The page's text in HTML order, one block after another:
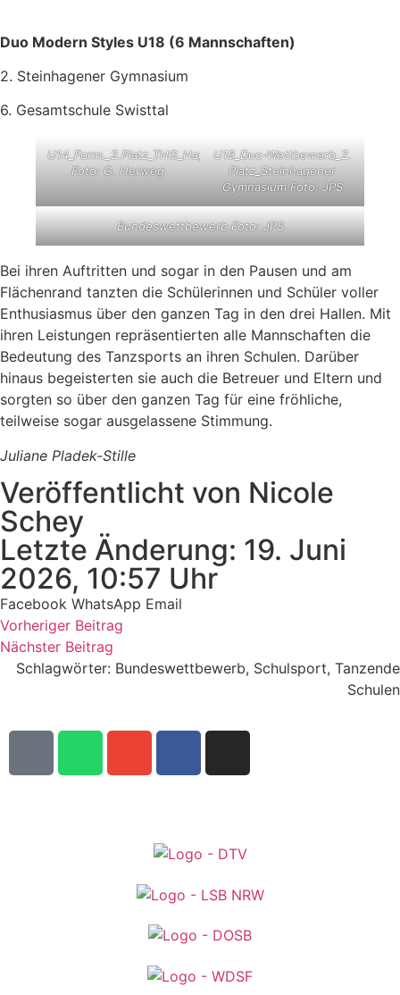
Duo Modern Styles U18 (6 Mannschaften)
2. Steinhagener Gymnasium
6. Gesamtschule Swisttal
U14_Form._2.Platz_THG_Hagen
Foto: G. Herweg
U18_Duo-Wettbewerb_2.
Platz_Steinhagener
Gymnasium Foto: JPS
Bundeswettbewerb Foto: JPS
Bei ihren Auftritten und sogar in den Pausen und am
Flächenrand tanzten die Schülerinnen und Schüler voller
Enthusiasmus über den ganzen Tag in den drei Hallen. Mit
ihren Leistungen repräsentierten alle Mannschaften die
Bedeutung des Tanzsports an ihren Schulen. Darüber
hinaus begeisterten sie auch die Betreuer und Eltern und
sorgten so über den ganzen Tag für eine fröhliche,
teilweise sogar ausgelassene Stimmung.
Juliane Pladek-Stille
Veröffentlicht von Nicole
Schey
Letzte Änderung: 19. Juni
2026, 10:57 Uhr
Facebook WhatsApp Email
Vorheriger Beitrag
Nächster Beitrag
Schlagwörter: Bundeswettbewerb, Schulsport, Tanzende
Schulen